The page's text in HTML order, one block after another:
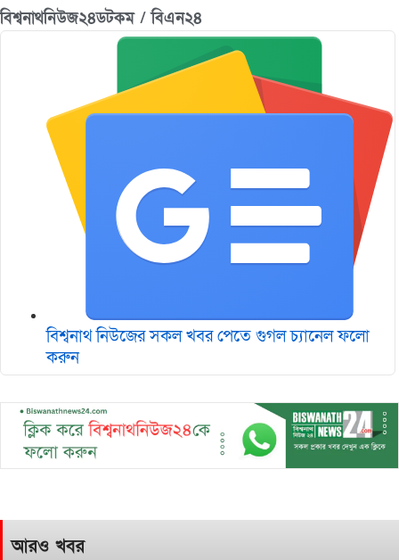
বিশ্বনাথনিউজ২৪ডটকম / বিএন২৪
বিশ্বনাথ নিউজের সকল খবর পেতে গুগল চ‌্যানেল ফলো
করুন
আরও খবর